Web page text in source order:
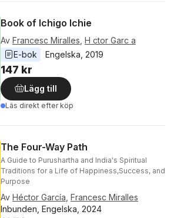
Book of Ichigo Ichie
Av Francesc Miralles H ctor Garc a
E-bok
Engelska 2019
147 kr
Lägg till
Läs direkt efter köp
The Four-Way Path
A Guide to Purushartha and India's Spiritual
Traditions for a Life of Happiness,Success, and
Purpose
Av Héctor García Francesc Miralles
Inbunden, Engelska, 2024